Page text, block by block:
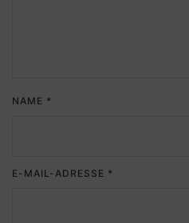
NAME *
E-MAIL-ADRESSE *